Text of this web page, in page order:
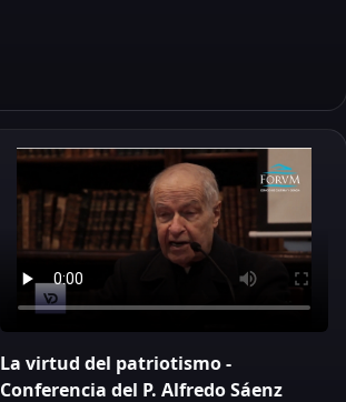
La virtud del patriotismo -
Conferencia del P. Alfredo Sáenz